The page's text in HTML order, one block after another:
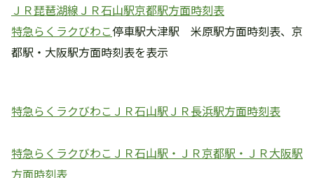
ＪＲ琵琶湖線ＪＲ石山駅京都駅方面時刻表
特急らくラクびわこ停車駅大津駅 米原駅方面時刻表、京
都駅・大阪駅方面時刻表を表示
特急らくラクびわこＪＲ石山駅ＪＲ長浜駅方面時刻表
特急らくラクびわこＪＲ石山駅・ＪＲ京都駅・ＪＲ大阪駅
方面時刻表